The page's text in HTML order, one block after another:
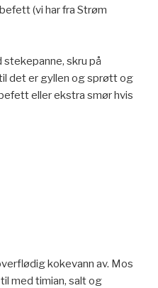
(vi har fra Strøm
skru på
det er gyllen og sprøtt og
eller ekstra smør hvis
kokevann av. Mos
med timian, salt og